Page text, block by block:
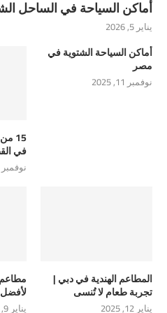
أماكن السياحة في الساحل
يناير 5, 2026
أماكن السياحة الشتوية في
مصر
نوفمبر 11, 2025
15
في
نوفمبر 10,
المطاعم الهندية في دبي |
تجربة طعام لا تُنسى
يناير 12, 2025
لأفضل
يناير 9, 2025